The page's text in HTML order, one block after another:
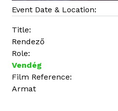
Event Date & Location:
Title:
Rendező
Role:
Vendég
Film Reference:
Armat